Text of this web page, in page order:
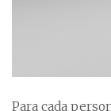
Para cada